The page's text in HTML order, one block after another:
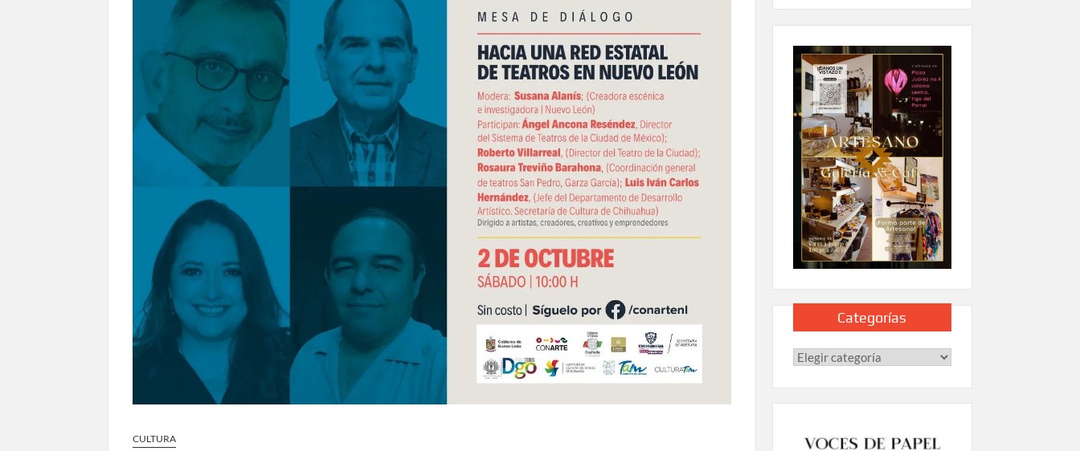
Conmemorará Casa Chihuahua el aniversario luctuoso de Miguel Hidalgo
Continúa abierta la convocatoria para el Premio Indígena Literario “Erasmo Palma”
Inaugura Municipio exposición “Horizontes Opuestos” en el Aeropuerto Internacional de Chihuahua
Arranca Ofech su Temporada de Conciertos de Verano con presentaciones gratuitas en Palacio de
Invita Secretaría de Cultura al Festival Omáwari 2026 a celebrarse en Delicias
Amplía Biblioteca Central “Carlos Montemayor” actividades gratuitas para este mes de julio
CULTURA
Categorías